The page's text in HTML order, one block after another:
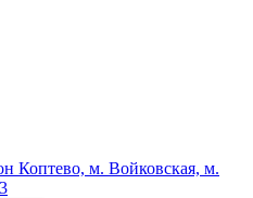
Коптево, м. Войковская, м.